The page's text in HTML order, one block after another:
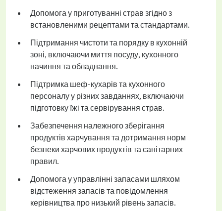
Допомога у приготуванні страв згідно з
встановленими рецептами та стандартами.
Підтримання чистоти та порядку в кухонній
зоні, включаючи миття посуду, кухонного
начиння та обладнання.
Підтримка шеф-кухарів та кухонного
персоналу у різних завданнях, включаючи
підготовку їжі та сервірування страв.
Забезпечення належного зберігання
продуктів харчування та дотримання норм
безпеки харчових продуктів та санітарних
правил.
Допомога у управлінні запасами шляхом
відстеження запасів та повідомлення
керівництва про низький рівень запасів.